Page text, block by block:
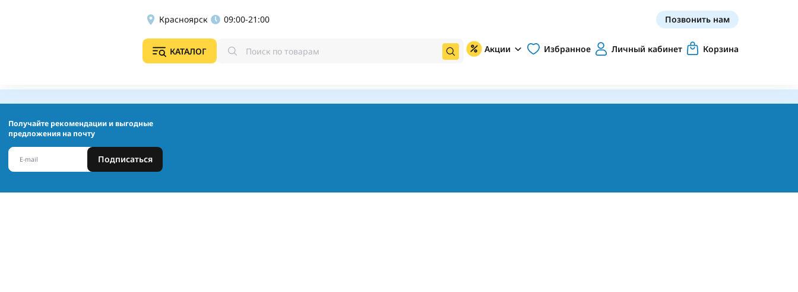
Красноярск 09:00-21:00 Позвонить нам
КАТАЛОГ Акции Избранное Личный кабинет Корзина
Получайте рекомендации и выгодные
предложения на почту
Подписаться